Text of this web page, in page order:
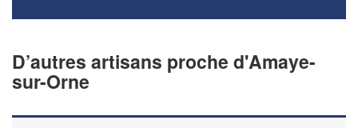
D’autres artisans proche d'Amaye-
sur-Orne